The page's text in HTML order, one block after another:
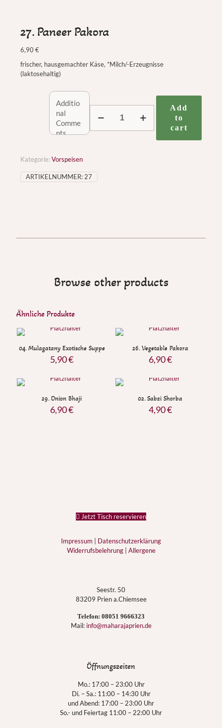
27. Paneer Pakora
6,90€
frischer, hausgemachter Käse, *Milch/-Erzeugnisse
(laktosehaltig)
Paneer
Add
to
cart
Kategorie:Vorspeisen
ARTIKELNUMMER: 27
Browse other products
Ähnliche Produkte
04. Mulagatany Exotische Suppe
5,90€
26. Vegetable Pakora
6,90€
29. Onion Bhaji
6,90€
02. Sabzi Shorba
4,90€
Jetzt Tisch reservieren
Impressum
Datenschutzerklärung
Widerrufsbelehrung| Allergene
Seestr. 50
83209 Prien a.Chiemsee
Telefon: 08051 9666323
Mail: info@maharajaprien.de
Öffnungszeiten
Mo.: 17:00 – 23:00 Uhr
Di. – Sa.: 11:00 – 14:30 Uhr
und Abend: 17:00 – 23:00 Uhr
So.- und Feiertag 11:00 – 22:00 Uhr